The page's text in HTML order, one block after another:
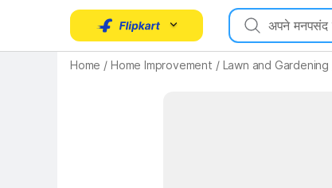
Home / Home Improvement / Lawn and Gardening